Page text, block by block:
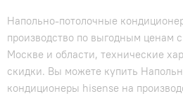
Напольно-потолочные
производство по выгодным ценам
Москве и области, технические
скидки. Вы можете купить
кондиционеры hisense на